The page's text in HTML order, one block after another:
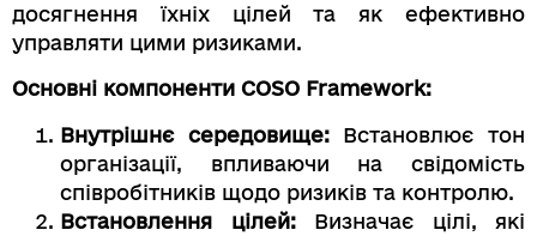
досягнення їхніх цілей та як ефективно
управляти цими ризиками.
Основні компоненти COSO Framework:
Внутрішнє середовище:Встановлює тон
організації, впливаючи на свідомість
співробітників щодо ризиків та контролю.
Встановлення цілей:Визначає цілі, які